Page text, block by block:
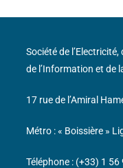
Société de
de l’Information et de
17 rue de l’Amiral
Métro : « Boissière »
Téléphone : (+33) 1 56